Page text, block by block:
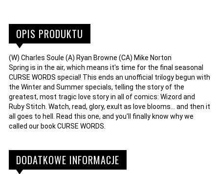
OPIS PRODUKTU
(W) Charles Soule (A) Ryan Browne (CA) Mike Norton
Spring is in the air, which means it's time for the final seasonal
CURSE WORDS special! This ends an unofficial trilogy begun with
the Winter and Summer specials, telling the story of the
greatest, most tragic love story in all of comics: Wizord and
Ruby Stitch. Watch, read, glory, exult as love blooms... and then it
all goes to hell. Read this one, and you'll finally know why we
called our book CURSE WORDS.
DODATKOWE INFORMACJE